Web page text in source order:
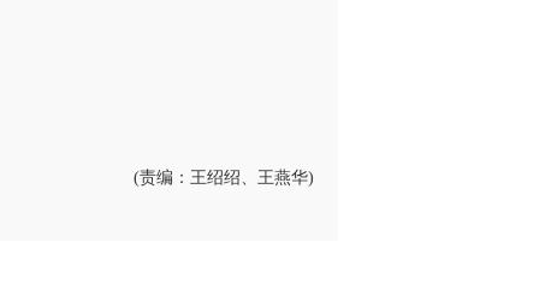
(责编：王绍绍、王燕华)